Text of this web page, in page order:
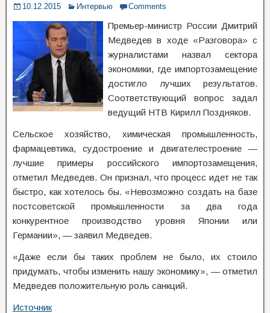
10.12.2015 Интервью Comments
Премьер-министр России Дмитрий
Медведев в ходе «Разговора» с
журналистами назвал сектора
экономики, где импортозамещение
достигло лучших результатов.
Соответствующий вопрос задал
ведущий НТВ Кирилл Поздняков.
Сельское хозяйство, химическая промышленность,
фармацевтика, судостроение и двигателестроение —
лучшие примеры российского импортозамещения,
отметил Медведев. Он признал, что процесс идет не так
быстро, как хотелось бы. «Невозможно создать на базе
постсоветской промышленности за два года
конкурентное производство уровня Японии или
Германии», — заявил Медведев.
«Даже если бы таких проблем не было, их стоило
придумать, чтобы изменить нашу экономику», — отметил
Медведев положительную роль санкций.
Источник